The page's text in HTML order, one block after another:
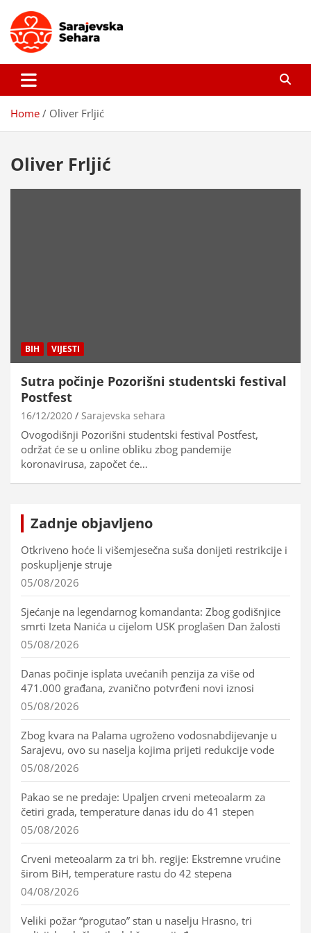
content
Sarajevska sehara
Home Oliver Frljić
Oliver Frljić
BIH VIJESTI
Sutra počinje Pozorišni studentski festival
Postfest
16/12/2020 Sarajevska sehara
Ovogodišnji Pozorišni studentski festival Postfest,
održat će se u online obliku zbog pandemije
koronavirusa, započet će…
Zadnje objavljeno
Otkriveno hoće li višemjesečna suša donijeti restrikcije i
poskupljenje struje
05/08/2026
Sjećanje na legendarnog komandanta: Zbog godišnjice
smrti Izeta Nanića u cijelom USK proglašen Dan žalosti
05/08/2026
Danas počinje isplata uvećanih penzija za više od
471.000 građana, zvanično potvrđeni novi iznosi
05/08/2026
Zbog kvara na Palama ugroženo vodosnabdijevanje u
Sarajevu, ovo su naselja kojima prijeti redukcije vode
05/08/2026
Pakao se ne predaje: Upaljen crveni meteoalarm za
četiri grada, temperature danas idu do 41 stepen
05/08/2026
Crveni meteoalarm za tri bh. regije: Ekstremne vrućine
širom BiH, temperature rastu do 42 stepena
04/08/2026
Veliki požar “progutao” stan u naselju Hrasno, tri